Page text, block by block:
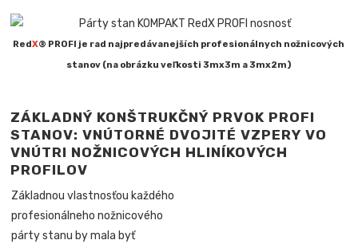
RedX® PROFI je rad najpredávanejších profesionálnych nožnicových
stanov (na obrázku veľkosti 3mx3m a 3mx2m)
ZÁKLADNÝ KONŠTRUKČNÝ PRVOK PROFI
STANOV: VNÚTORNÉ DVOJITÉ VZPERY VO
VNÚTRI NOŽNICOVÝCH HLINÍKOVÝCH
PROFILOV
Základnou vlastnosťou každého
profesionálneho nožnicového
párty stanu by mala byť